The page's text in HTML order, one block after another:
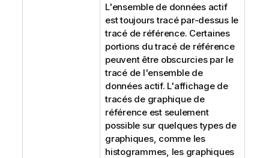
L'ensemble de données actif
est toujours tracé par-dessus le
tracé de référence. Certaines
portions du tracé de référence
peuvent être obscurcies par le
tracé de l'ensemble de
données actif. L'affichage de
tracés de graphique de
référence est seulement
possible sur quelques types de
graphiques, comme les
histogrammes, les graphiques